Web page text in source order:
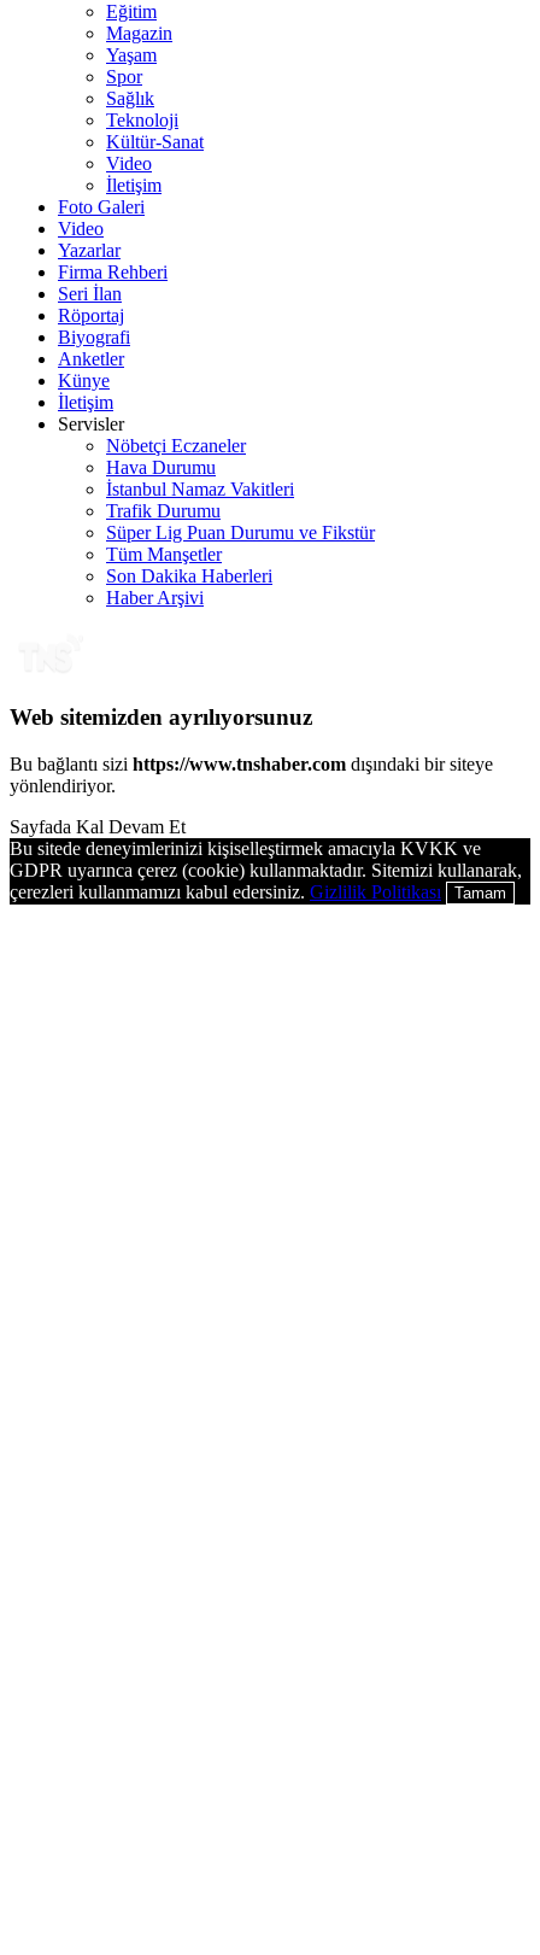
Eğitim
Magazin
Yaşam
Spor
Sağlık
Teknoloji
Kültür-Sanat
Video
İletişim
Foto Galeri
Video
Yazarlar
Firma Rehberi
Seri İlan
Röportaj
Biyografi
Anketler
Künye
İletişim
Servisler
Nöbetçi Eczaneler
Hava Durumu
İstanbul Namaz Vakitleri
Trafik Durumu
Süper Lig Puan Durumu ve Fikstür
Tüm Manşetler
Son Dakika Haberleri
Haber Arşivi
Web sitemizden ayrılıyorsunuz
Bu bağlantı sizi https://www.tnshaber.com dışındaki bir siteye
yönlendiriyor.
Sayfada Kal Devam Et
Bu sitede deneyimlerinizi kişiselleştirmek amacıyla KVKK ve
GDPR uyarınca çerez (cookie) kullanmaktadır. Sitemizi kullanarak,
çerezleri kullanmamızı kabul edersiniz. Gizlilik Politikası Tamam